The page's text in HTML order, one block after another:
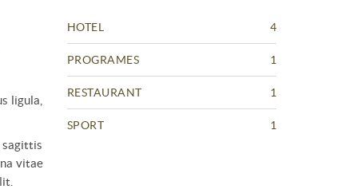
ligula,
sagittis
vitae
HOTEL 4
PROGRAMES 1
RESTAURANT 1
SPORT 1